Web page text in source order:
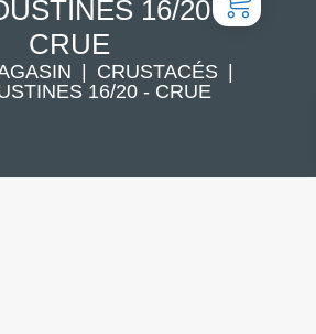
16/20 -
CRUE
CRUSTACÉS
16/20 - CRUE